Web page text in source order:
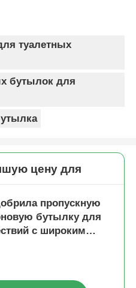
туалетных
бутылок для
цену для
пропускную
бутылку для
с широким